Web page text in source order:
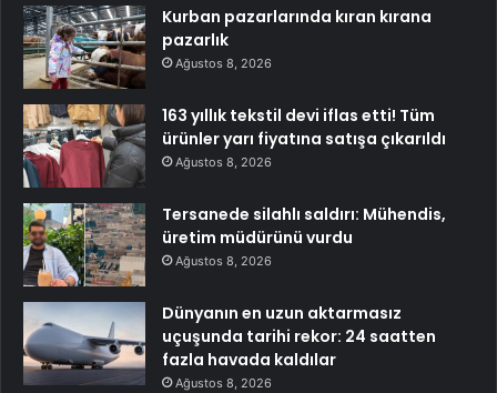
Kurban pazarlarında kıran kırana
pazarlık
Ağustos 8, 2026
163 yıllık tekstil devi iflas etti! Tüm
ürünler yarı fiyatına satışa çıkarıldı
Ağustos 8, 2026
Tersanede silahlı saldırı: Mühendis,
üretim müdürünü vurdu
Ağustos 8, 2026
Dünyanın en uzun aktarmasız
uçuşunda tarihi rekor: 24 saatten
fazla havada kaldılar
Ağustos 8, 2026